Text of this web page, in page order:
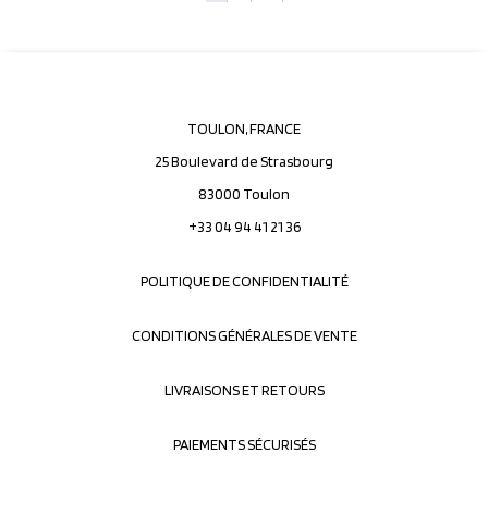
TOULON, FRANCE
25 Boulevard de Strasbourg
83000 Toulon
+33 04 94 41 21 36
POLITIQUE DE CONFIDENTIALITÉ
CONDITIONS GÉNÉRALES DE VENTE
LIVRAISONS ET RETOURS
PAIEMENTS SÉCURISÉS